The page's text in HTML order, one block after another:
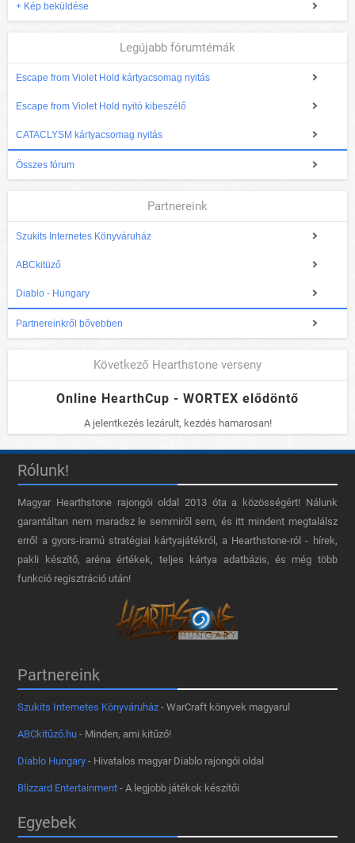
+ Kép beküldése
Legújabb fórumtémák
Escape from Violet Hold kártyacsomag nyitás
Escape from Violet Hold nyitó kibeszélő
CATACLYSM kártyacsomag nyitás
Összes fórum
Partnereink
Szukits Internetes Könyváruház
ABCkitüző
Diablo - Hungary
Partnereinkről bővebben
Következő Hearthstone verseny
Online HearthCup - WORTEX elődöntő
A jelentkezés lezárult, kezdés hamarosan!
Rólunk!
Magyar Hearthstone​ rajongói oldal 2013 óta a közösségért! Nálunk
garantáltan nem maradsz le semmiről sem, és itt mindent megtalálsz
erről a gyors-iramú stratégiai kártyajátékról, a Hearthstone-ról - hírek,
pakli készítő, aréna értékek, teljes kártya adatbázis, és még több
funkció regisztráció után!
Partnereink
Szukits Internetes Könyváruház - WarCraft könyvek magyarul
ABCkitűző.hu - Minden, ami kitűző!
Diablo Hungary - Hivatalos magyar Diablo rajongói oldal
Blizzard Entertainment - A legjobb játékok készítői
Egyebek